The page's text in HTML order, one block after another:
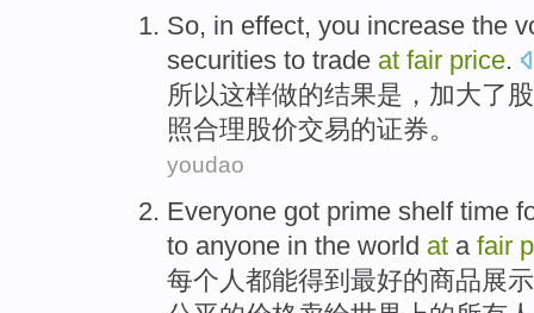
So, in effect, you increase the
securities to trade at fair price.
所以这样做的结果是， 加大了
照合理股价交易的证券。
youdao
Everyone got prime shelf time
to anyone in the world at a fair
每个人都能得到 最好的商品展示